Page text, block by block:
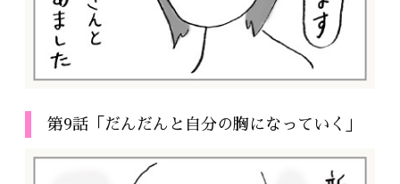
第9話「だんだんと自分の胸になっていく」